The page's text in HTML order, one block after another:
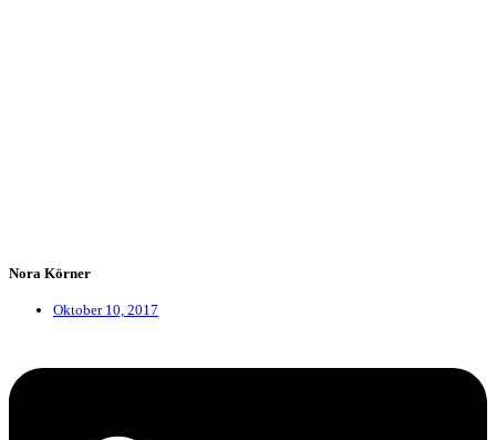
Nora Körner
Oktober 10, 2017